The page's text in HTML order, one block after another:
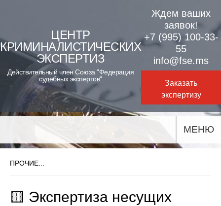
content
ЦЕНТР
КРИМИНАЛИСТИЧЕСКИХ
ЭКСПЕРТИЗ
Действительный член Союза "Федерация
судебных экспертов"
Ждем ваших
заявок!
+7 (995) 100-33-
55
info@fse.ms
Заказать
экспертизу
МЕНЮ
ПРОЧИЕ...
🟨 Экспертиза несущих